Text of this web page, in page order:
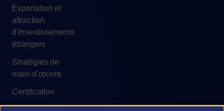
Exportation et
attraction
d'investissements
étrangers
Stratégies de
main-d’œuvre
Certification